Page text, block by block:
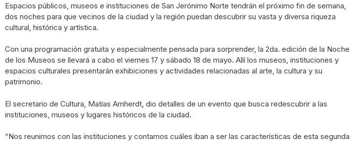
Espacios públicos, museos e instituciones de San Jerónimo Norte tendrán el próximo fin de semana,
dos noches para que vecinos de la ciudad y la región puedan descubrir su vasta y diversa riqueza
cultural, histórica y artística.
Con una programación gratuita y especialmente pensada para sorprender, la 2da. edición de la Noche
de los Museos se llevará a cabo el viernes 17 y sábado 18 de mayo. Allí los museos, instituciones y
espacios culturales presentarán exhibiciones y actividades relacionadas al arte, la cultura y su
patrimonio.
El secretario de Cultura, Matías Amherdt, dio detalles de un evento que busca redescubrir a las
instituciones, museos y lugares históricos de la ciudad.
“Nos reunimos con las instituciones y contamos cuáles iban a ser las características de esta segunda